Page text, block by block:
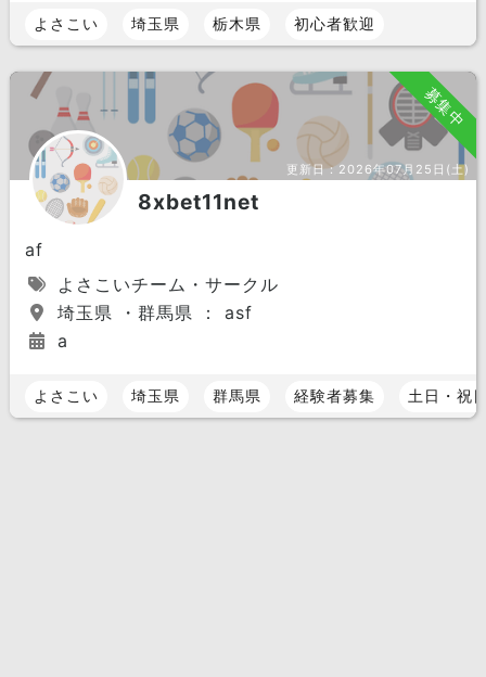
よさこい 埼玉県 栃木県 初心者歓迎
募集中
更新日：2026年07月25日(土)
8xbet11net
af
よさこいチーム・サークル
埼玉県 ・群馬県 ： asf
a
よさこい 埼玉県 群馬県 経験者募集 土日・祝